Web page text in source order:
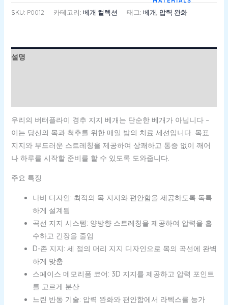
SKU: P0012 카테고리: 베개 컬렉션 태그: 베개, 압력 완화
설명
우리의 버터플라이 경추 지지 베개는 단순한 베개가 아닙니다 –
이는 당신의 목과 척추를 위한 매일 밤의 치료 세션입니다. 목표
지지와 부드러운 스트레칭을 제공하여 상쾌하고 통증 없이 깨어
나 하루를 시작할 준비를 할 수 있도록 도와줍니다.
주요 특징
나비 디자인: 최적의 목 지지와 편안함을 제공하도록 독특
하게 설계됨
곡선 지지 시스템: 양방향 스트레칭을 제공하여 압력을 흡
수하고 긴장을 줄임
D-존 지지: 세 점의 머리 지지 디자인으로 목의 곡선에 완벽
하게 맞춤
스페이스 메모리폼 코어: 3D 지지를 제공하고 압력 포인트
를 고르게 분산
느린 반동 기술: 압력 완화와 편안함에서 라텍스를 능가